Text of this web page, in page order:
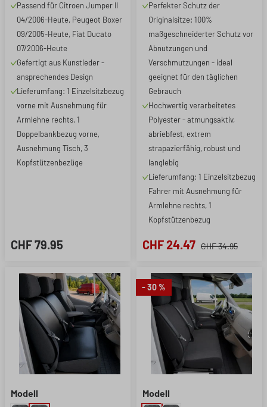
Einzelsitz vorne
(Ausnehmung Armlehne
rechts) + Doppelbank
vorne (Ausnehmung
Tisch), robuste Sitzbezüge
Transporter/Van anthrazit
Passend für Citroen Jumper II
04/2006-Heute, Peugeot Boxer
09/2005-Heute, Fiat Ducato
07/2006-Heute
Gefertigt aus Kunstleder -
ansprechendes Design
Lieferumfang: 1 Einzelsitzbezug
vorne mit Ausnehmung für
Armlehne rechts, 1
Doppelbankbezug vorne,
Ausnehmung Tisch, 3
Kopfstützenbezüge
CHF 79.95
Einzelsitzbezug Fahrer
Perfekter Schutz der
Originalsitze: 100%
maßgeschneiderter Schutz vor
Abnutzungen und
Verschmutzungen - ideal
geeignet für den täglichen
Gebrauch
Hochwertig verarbeitetes
Polyester - atmungsaktiv,
abriebfest, extrem
strapazierfähig, robust und
langlebig
Lieferumfang: 1 Einzelsitzbezug
Fahrer mit Ausnehmung für
Armlehne rechts, 1
Kopfstützenbezug
CHF 24.47 CHF 34.95
Modell
- 30 %
Modell